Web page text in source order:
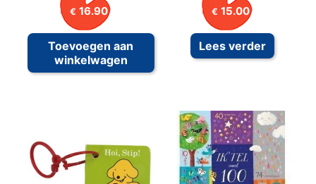
€ 16.90
Toevoegen aan
winkelwagen
€ 15.00
Lees verder